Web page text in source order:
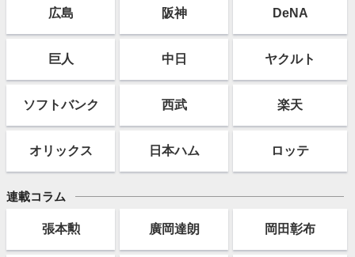
広島 阪神 DeNA
巨人 中日 ヤクルト
ソフトバンク 西武 楽天
オリックス 日本ハム ロッテ
連載コラム
張本勲 廣岡達朗 岡田彰布